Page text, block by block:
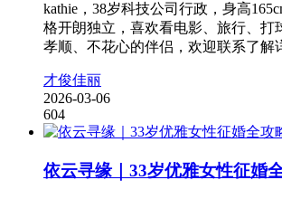
kathie，38岁科技公司行政，身高
格开朗独立，喜欢看电影、旅行、打
孝顺、不花心的伴侣，欢迎联系了解
才俊佳丽
2026-03-06
604
依云寻缘｜33岁优雅女性征婚